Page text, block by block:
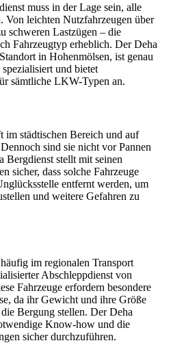
muss in der Lage sein, alle
leichten Nutzfahrzeugen über
schweren Lastzügen – die
Fahrzeugtyp erheblich. Der Deha
in Hohenmölsen, ist genau
und bietet
sämtliche LKW-Typen an.
im städtischen Bereich und auf
sind sie nicht vor Pannen
Bergdienst stellt mit seinen
sicher, dass solche Fahrzeuge
entfernt werden, um
und weitere Gefahren zu
im regionalen Transport
Abschleppdienst von
Fahrzeuge erfordern besondere
da ihr Gewicht und ihre Größe
Bergung stellen. Der Deha
Know-how und die
sicher durchzuführen.